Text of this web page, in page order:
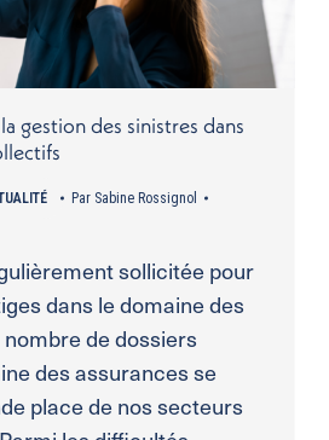
gestion des sinistres dans
Par Sabine Rossignol
sollicitée pour
dans le domaine des
de dossiers
des assurances se
place de nos secteurs